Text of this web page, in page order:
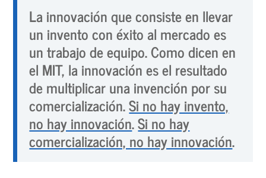
La innovación que consiste en llevar
un invento con éxito al mercado es
un trabajo de equipo. Como dicen en
el MIT, la innovación es el resultado
de multiplicar una invención por su
comercialización.Si no hay invento,
no hay innovación.Si no hay
comercialización, no hay innovación.